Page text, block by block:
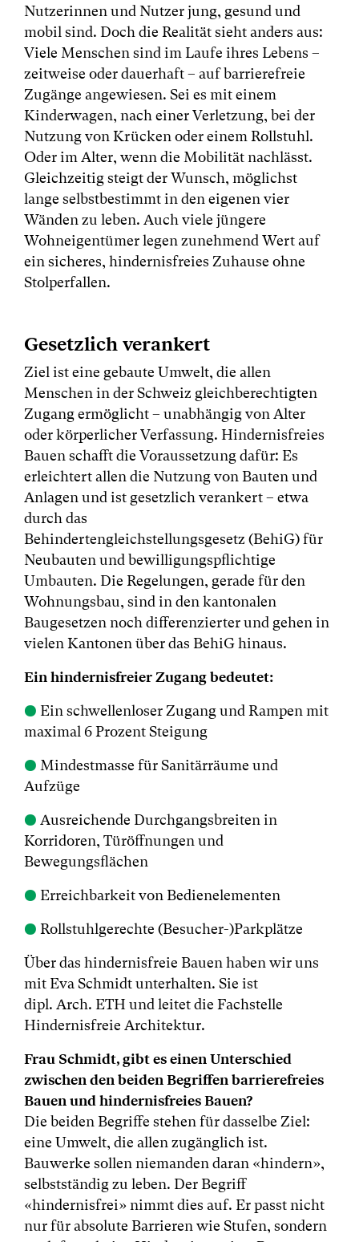
Nutzerinnen und Nutzer jung, gesund und
mobil sind. Doch die Realität sieht anders aus:
Viele Menschen sind im Laufe ihres Lebens –
zeitweise oder dauerhaft – auf barrierefreie
Zugänge angewiesen. Sei es mit einem
Kinderwagen, nach einer Verletzung, bei der
Nutzung von Krücken oder einem Rollstuhl.
Oder im Alter, wenn die Mobilität nachlässt.
Gleichzeitig steigt der Wunsch, möglichst
lange selbstbestimmt in den eigenen vier
Wänden zu leben. Auch viele jüngere
Wohneigentümer legen zunehmend Wert auf
ein sicheres, hindernisfreies Zuhause ohne
Stolperfallen.
Gesetzlich verankert
Ziel ist eine gebaute Umwelt, die allen
Menschen in der Schweiz gleichberechtigten
Zugang ermöglicht – unabhängig von Alter
oder körperlicher Verfassung. Hindernisfreies
Bauen schafft die Voraussetzung dafür: Es
erleichtert allen die Nutzung von Bauten und
Anlagen und ist gesetzlich verankert – etwa
durch das
Behindertengleichstellungsgesetz (BehiG) für
Neubauten und bewilligungspflichtige
Umbauten. Die Regelungen, gerade für den
Wohnungsbau, sind in den kantonalen
Baugesetzen noch differenzierter und gehen in
vielen Kantonen über das BehiG hinaus.
Ein hindernisfreier Zugang bedeutet:
● Ein schwellenloser Zugang und Rampen mit
maximal 6 Prozent Steigung
● Mindestmasse für Sanitärräume und
Aufzüge
● Ausreichende Durchgangsbreiten in
Korridoren, Türöffnungen und
Bewegungsflächen
● Erreichbarkeit von Bedienelementen
● Rollstuhlgerechte (Besucher-)Parkplätze
Über das hindernisfreie Bauen haben wir uns
mit Eva Schmidt unterhalten. Sie ist
dipl. Arch. ETH und leitet die Fachstelle
Hindernisfreie Architektur.
Frau Schmidt, gibt es einen Unterschied
zwischen den beiden Begriffen barrierefreies
Bauen und hindernisfreies Bauen?
Die beiden Begriffe stehen für dasselbe Ziel:
eine Umwelt, die allen zugänglich ist.
Bauwerke sollen niemanden daran «hindern»,
selbstständig zu leben. Der Begriff
«hindernisfrei» nimmt dies auf. Er passt nicht
nur für absolute Barrieren wie Stufen, sondern